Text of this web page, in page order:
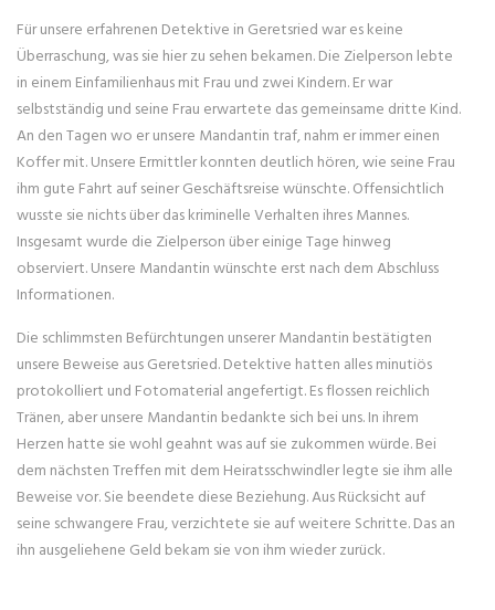
Für unsere erfahrenen Detektive in Geretsried war es keine
Überraschung, was sie hier zu sehen bekamen. Die Zielperson lebte
in einem Einfamilienhaus mit Frau und zwei Kindern. Er war
selbstständig und seine Frau erwartete das gemeinsame dritte Kind.
An den Tagen wo er unsere Mandantin traf, nahm er immer einen
Koffer mit. Unsere Ermittler konnten deutlich hören, wie seine Frau
ihm gute Fahrt auf seiner Geschäftsreise wünschte. Offensichtlich
wusste sie nichts über das kriminelle Verhalten ihres Mannes.
Insgesamt wurde die Zielperson über einige Tage hinweg
observiert. Unsere Mandantin wünschte erst nach dem Abschluss
Informationen.
Die schlimmsten Befürchtungen unserer Mandantin bestätigten
unsere Beweise aus Geretsried. Detektive hatten alles minutiös
protokolliert und Fotomaterial angefertigt. Es flossen reichlich
Tränen, aber unsere Mandantin bedankte sich bei uns. In ihrem
Herzen hatte sie wohl geahnt was auf sie zukommen würde. Bei
dem nächsten Treffen mit dem Heiratsschwindler legte sie ihm alle
Beweise vor. Sie beendete diese Beziehung. Aus Rücksicht auf
seine schwangere Frau, verzichtete sie auf weitere Schritte. Das an
ihn ausgeliehene Geld bekam sie von ihm wieder zurück.